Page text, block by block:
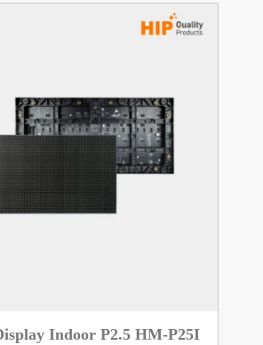
Indoor P2.5 HM-P25I